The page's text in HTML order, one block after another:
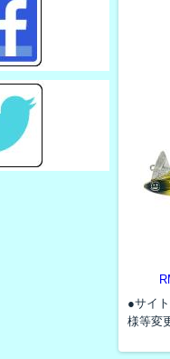
●サイ
様等変